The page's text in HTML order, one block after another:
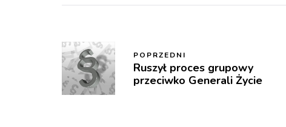
POPRZEDNI
Ruszył proces grupowy
przeciwko Generali Życie